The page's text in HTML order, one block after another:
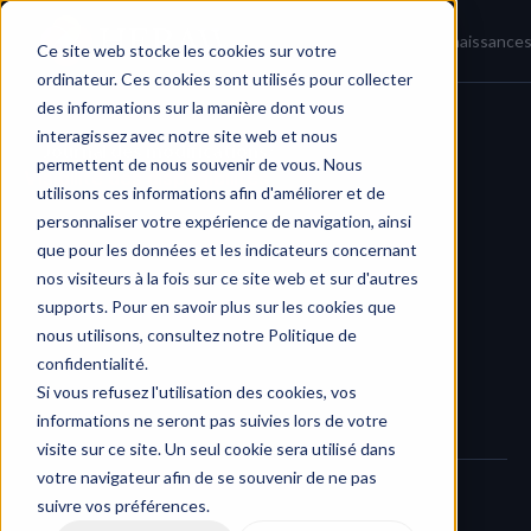
Ce site web stocke les cookies sur votre
ordinateur. Ces cookies sont utilisés pour collecter
des informations sur la manière dont vous
interagissez avec notre site web et nous
permettent de nous souvenir de vous. Nous
utilisons ces informations afin d'améliorer et de
personnaliser votre expérience de navigation, ainsi
que pour les données et les indicateurs concernant
nos visiteurs à la fois sur ce site web et sur d'autres
supports. Pour en savoir plus sur les cookies que
nous utilisons, consultez notre Politique de
confidentialité.
Si vous refusez l'utilisation des cookies, vos
informations ne seront pas suivies lors de votre
visite sur ce site. Un seul cookie sera utilisé dans
votre navigateur afin de se souvenir de ne pas
suivre vos préférences.
Accueil Base de connaissances
Journal des modifications/
Visibilité des disponibilités
Mieux planifier, même sans être invité.